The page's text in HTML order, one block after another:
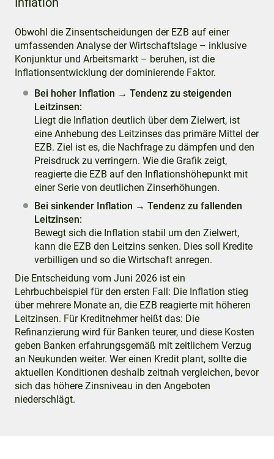
Obwohl die Zinsentscheidungen der EZB auf einer
umfassenden Analyse der Wirtschaftslage – inklusive
Konjunktur und Arbeitsmarkt – beruhen, ist die
Inflationsentwicklung der dominierende Faktor.
Bei hoher Inflation → Tendenz zu steigenden
Leitzinsen:
Liegt die Inflation deutlich über dem Zielwert, ist
eine Anhebung des Leitzinses das primäre Mittel der
EZB. Ziel ist es, die Nachfrage zu dämpfen und den
Preisdruck zu verringern. Wie die Grafik zeigt,
reagierte die EZB auf den Inflationshöhepunkt mit
einer Serie von deutlichen Zinserhöhungen.
Bei sinkender Inflation → Tendenz zu fallenden
Leitzinsen:
Bewegt sich die Inflation stabil um den Zielwert,
kann die EZB den Leitzins senken. Dies soll Kredite
verbilligen und so die Wirtschaft anregen.
Die Entscheidung vom Juni 2026 ist ein
Lehrbuchbeispiel für den ersten Fall: Die Inflation stieg
über mehrere Monate an, die EZB reagierte mit höheren
Leitzinsen. Für Kreditnehmer heißt das: Die
Refinanzierung wird für Banken teurer, und diese Kosten
geben Banken erfahrungsgemäß mit zeitlichem Verzug
an Neukunden weiter. Wer einen Kredit plant, sollte die
aktuellen Konditionen deshalb zeitnah vergleichen, bevor
sich das höhere Zinsniveau in den Angeboten
niederschlägt.